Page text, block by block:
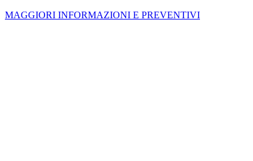
MAGGIORI INFORMAZIONI E PREVENTIVI